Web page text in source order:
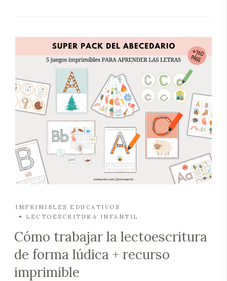
IMPRIMIBLES EDUCATIVOS
LECTOESCRITURA INFANTIL
Cómo trabajar la lectoescritura
de forma lúdica + recurso
imprimible